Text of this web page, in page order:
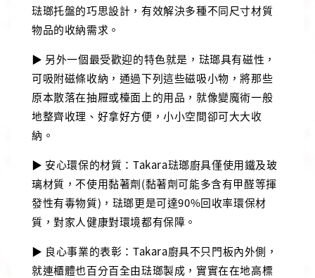
琺瑯托盤的巧思設計，有效解決多種不同尺寸材質
物品的收納需求。
▶ 另外一個最受歡迎的特色就是，琺瑯具有磁性，
可吸附磁條收納，通過下列這些磁吸小物，將那些
原本散落在抽屜或檯面上的用品，就像變魔術一般
地整齊收理、好拿好方便，小小空間卻可大大收
納。
▶ 安心環保的材質：Takara琺瑯廚具僅使用鐵及玻
璃材質，不使用黏著劑(黏著劑可能多含有甲醛等揮
發性有毒物質)，琺瑯更是可達90%回收率環保材
質，對家人健康對環境都有保障。
▶ 良心事業的表彰：Takara廚具不只門板內外側，
就連櫃體也百分百全由琺瑯製成，實實在在地高標